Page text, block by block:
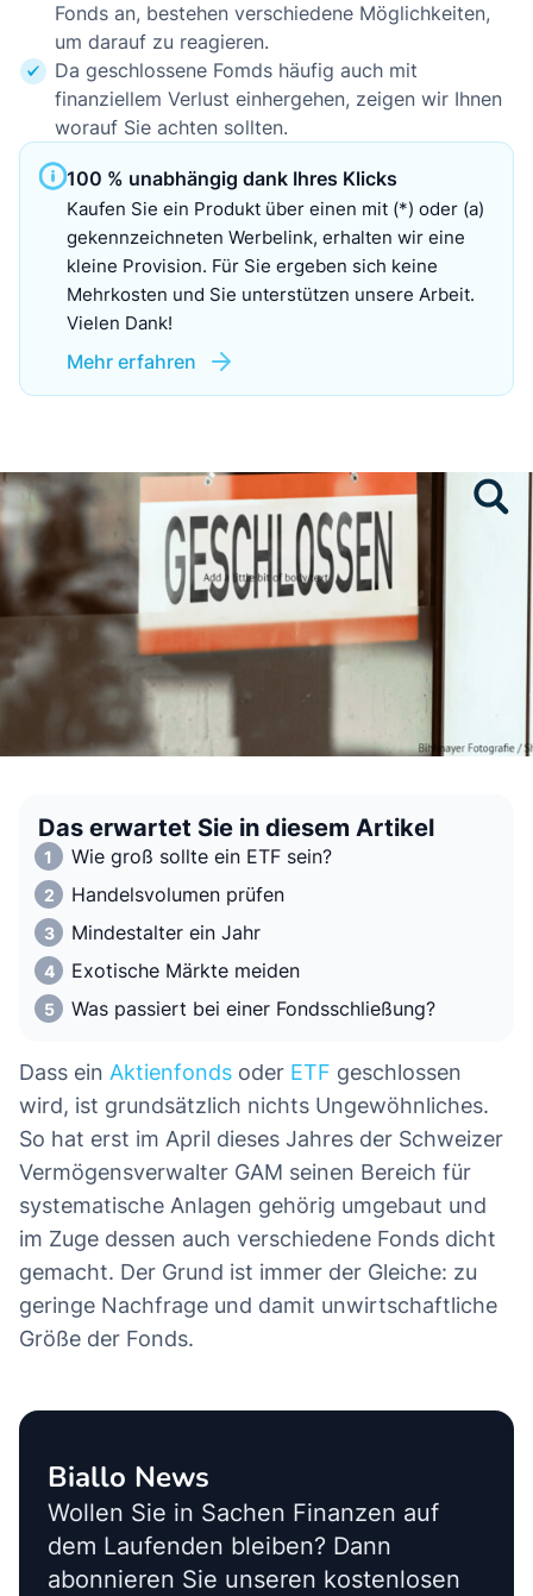
Fonds an, bestehen verschiedene Möglichkeiten,
um darauf zu reagieren.
Da geschlossene Fomds häufig auch mit
finanziellem Verlust einhergehen, zeigen wir Ihnen
worauf Sie achten sollten.
100 % unabhängig dank Ihres Klicks
Kaufen Sie ein Produkt über einen mit (*) oder (a)
gekennzeichneten Werbelink, erhalten wir eine
kleine Provision. Für Sie ergeben sich keine
Mehrkosten und Sie unterstützen unsere Arbeit.
Vielen Dank!
Mehr erfahren
Das erwartet Sie in diesem Artikel
Wie groß sollte ein ETF sein?
Handelsvolumen prüfen
Mindestalter ein Jahr
Exotische Märkte meiden
Was passiert bei einer Fondsschließung?
Dass ein Aktienfonds oder ETF geschlossen
wird, ist grundsätzlich nichts Ungewöhnliches.
So hat erst im April dieses Jahres der Schweizer
Vermögensverwalter GAM seinen Bereich für
systematische Anlagen gehörig umgebaut und
im Zuge dessen auch verschiedene Fonds dicht
gemacht. Der Grund ist immer der Gleiche: zu
geringe Nachfrage und damit unwirtschaftliche
Größe der Fonds.
Biallo News
Wollen Sie in Sachen Finanzen auf
dem Laufenden bleiben? Dann
abonnieren Sie unseren kostenlosen